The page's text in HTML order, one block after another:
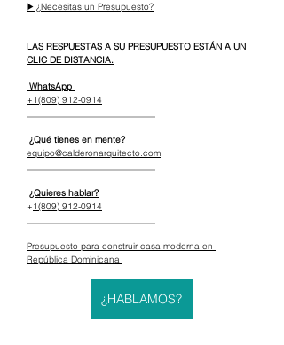
▶️ ¿Necesitas un Presupuesto?
LAS RESPUESTAS A SU PRESUPUESTO ESTÁN A UN
CLIC DE DISTANCIA.
WhatsApp
+1(809) 912-0914
¿Qué tienes en mente?
equipo@calderonarquitecto.com
¿Quieres hablar?
+1(809) 912-0914
Presupuesto para construir casa moderna en
República Dominicana
¿HABLAMOS?